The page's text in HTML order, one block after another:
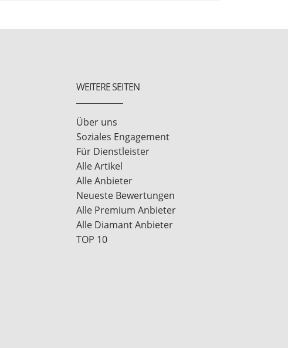
WEITERE SEITEN
Über uns
Soziales Engagement
Für Dienstleister
Alle Artikel
Alle Anbieter
Neueste Bewertungen
Alle Premium Anbieter
Alle Diamant Anbieter
TOP 10